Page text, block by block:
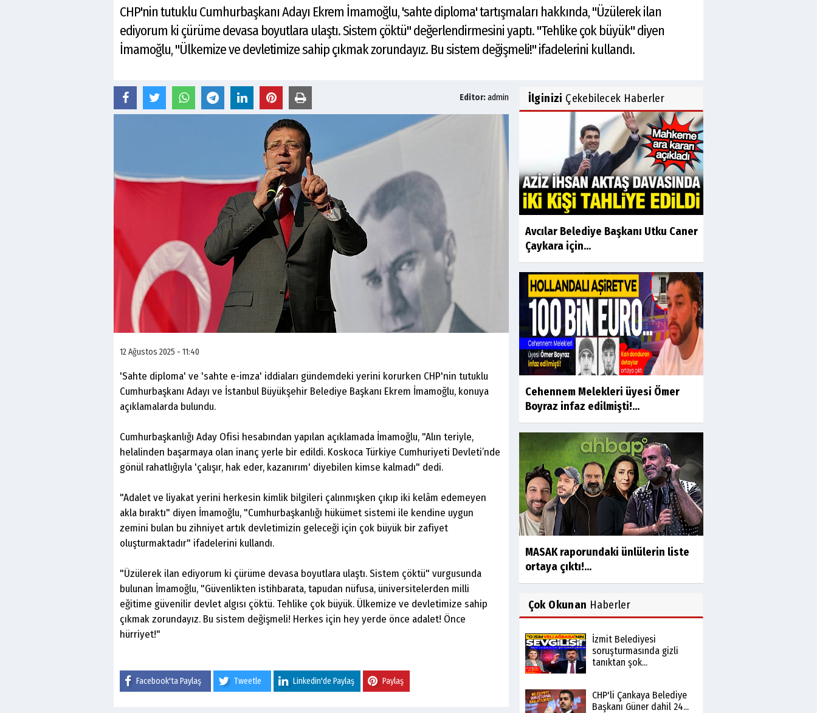
CHP'nin tutuklu Cumhurbaşkanı Adayı Ekrem İmamoğlu, 'sahte diploma' tartışmaları hakkında, "Üzülerek ilan
ediyorum ki çürüme devasa boyutlara ulaştı. Sistem çöktü" değerlendirmesini yaptı. "Tehlike çok büyük" diyen
İmamoğlu, "Ülkemize ve devletimize sahip çıkmak zorundayız. Bu sistem değişmeli!" ifadelerini kullandı.
Editor:admin
12 Ağustos 2025 - 11:40
'Sahte diploma' ve 'sahte e-imza' iddiaları gündemdeki yerini korurken CHP'nin tutuklu
Cumhurbaşkanı Adayı ve İstanbul Büyükşehir Belediye Başkanı Ekrem İmamoğlu, konuya
açıklamalarda bulundu.
Cumhurbaşkanlığı Aday Ofisi hesabından yapılan açıklamada İmamoğlu, "Alın teriyle,
helalinden başarmaya olan inanç yerle bir edildi. Koskoca Türkiye Cumhuriyeti Devleti’nde
gönül rahatlığıyla 'çalışır, hak eder, kazanırım' diyebilen kimse kalmadı" dedi.
"Adalet ve liyakat yerini herkesin kimlik bilgileri çalınmışken çıkıp iki kelâm edemeyen
akla bıraktı" diyen İmamoğlu, "Cumhurbaşkanlığı hükümet sistemi ile kendine uygun
zemini bulan bu zihniyet artık devletimizin geleceği için çok büyük bir zafiyet
oluşturmaktadır" ifadelerini kullandı.
"Üzülerek ilan ediyorum ki çürüme devasa boyutlara ulaştı. Sistem çöktü" vurgusunda
bulunan İmamoğlu, "Güvenlikten istihbarata, tapudan nüfusa, üniversitelerden milli
eğitime güvenilir devlet algısı çöktü. Tehlike çok büyük. Ülkemize ve devletimize sahip
çıkmak zorundayız. Bu sistem değişmeli! Herkes için hey yerde önce adalet! Önce
hürriyet!"
Facebook'ta Paylaş Tweetle Linkedin'de Paylaş Paylaş
İlginizi Çekebilecek Haberler
Avcılar Belediye Başkanı Utku Caner
Çaykara için...
Cehennem Melekleri üyesi Ömer
Boyraz infaz edilmişti!...
MASAK raporundaki ünlülerin liste
ortaya çıktı!...
Çok Okunan Haberler
İzmit Belediyesi
soruşturmasında gizli
tanıktan şok...
CHP'li Çankaya Belediye
Başkanı Güner dahil 24...